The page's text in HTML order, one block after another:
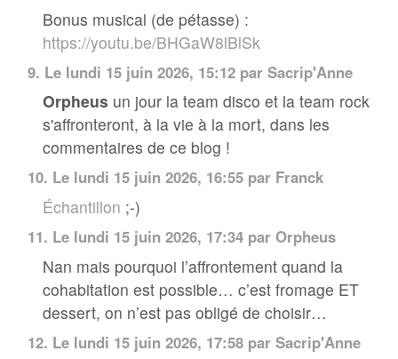
Bonus musical (de pétasse) :
https://youtu.be/BHGaW8lBlSk
9. Le lundi 15 juin 2026, 15:12 par Sacrip'Anne
Orpheus un jour la team disco et la team rock
s'affronteront, à la vie à la mort, dans les
commentaires de ce blog !
10. Le lundi 15 juin 2026, 16:55 par Franck
Échantillon ;-)
11. Le lundi 15 juin 2026, 17:34 par Orpheus
Nan mais pourquoi l’affrontement quand la
cohabitation est possible… c’est fromage ET
dessert, on n’est pas obligé de choisir…
12. Le lundi 15 juin 2026, 17:58 par Sacrip'Anne